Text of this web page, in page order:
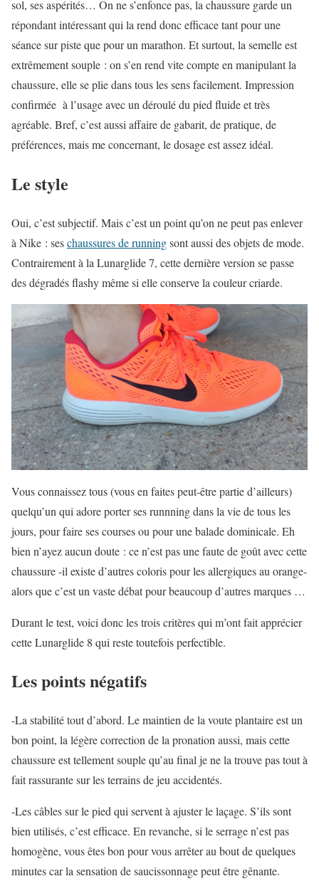
sol, ses aspérités… On ne s’enfonce pas, la chaussure garde un
répondant intéressant qui la rend donc efficace tant pour une
séance sur piste que pour un marathon. Et surtout, la semelle est
extrêmement souple : on s’en rend vite compte en manipulant la
chaussure, elle se plie dans tous les sens facilement. Impression
confirmée à l’usage avec un déroulé du pied fluide et très
agréable. Bref, c’est aussi affaire de gabarit, de pratique, de
préférences, mais me concernant, le dosage est assez idéal.
Le style
Oui, c’est subjectif. Mais c’est un point qu’on ne peut pas enlever
à Nike : seschaussures de runningsont aussi des objets de mode.
Contrairement à la Lunarglide 7, cette dernière version se passe
des dégradés flashy même si elle conserve la couleur criarde.
Vous connaissez tous (vous en faites peut-être partie d’ailleurs)
quelqu’un qui adore porter ses runnning dans la vie de tous les
jours, pour faire ses courses ou pour une balade dominicale. Eh
bien n’ayez aucun doute : ce n’est pas une faute de goût avec cette
chaussure -il existe d’autres coloris pour les allergiques au orange-
alors que c’est un vaste débat pour beaucoup d’autres marques …
Durant le test, voici donc les trois critères qui m’ont fait apprécier
cette Lunarglide 8 qui reste toutefois perfectible.
Les points négatifs
-La stabilité tout d’abord. Le maintien de la voute plantaire est un
bon point, la légère correction de la pronation aussi, mais cette
chaussure est tellement souple qu’au final je ne la trouve pas tout à
fait rassurante sur les terrains de jeu accidentés.
-Les câbles sur le pied qui servent à ajuster le laçage. S’ils sont
bien utilisés, c’est efficace. En revanche, si le serrage n’est pas
homogène, vous êtes bon pour vous arrêter au bout de quelques
minutes car la sensation de saucissonnage peut être gênante.